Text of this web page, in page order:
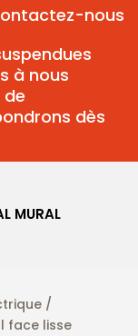
nous
à nous
dès
MURAL
/
face lisse